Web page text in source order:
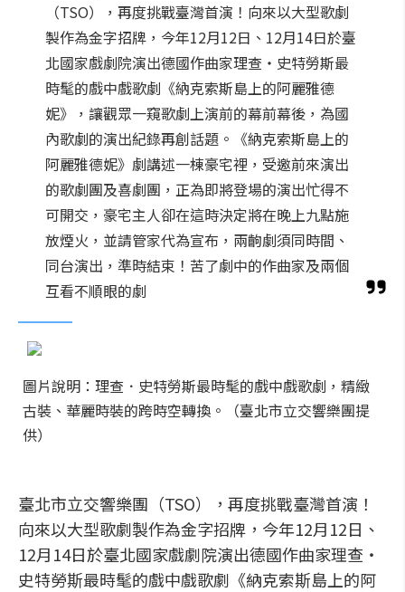
（TSO），再度挑戰臺灣首演！向來以大型歌劇
製作為金字招牌，今年12月12日、12月14日於臺
北國家戲劇院演出德國作曲家理查‧史特勞斯最
時髦的戲中戲歌劇《納克索斯島上的阿麗雅德
妮》，讓觀眾一窺歌劇上演前的幕前幕後，為國
內歌劇的演出紀錄再創話題。《納克索斯島上的
阿麗雅德妮》劇講述一棟豪宅裡，受邀前來演出
的歌劇團及喜劇團，正為即將登場的演出忙得不
可開交，豪宅主人卻在這時決定將在晚上九點施
放煙火，並請管家代為宣布，兩齣劇須同時間、
同台演出，準時結束！苦了劇中的作曲家及兩個
互看不順眼的劇
圖片說明：理查．史特勞斯最時髦的戲中戲歌劇，精緻
古裝、華麗時裝的跨時空轉換。（臺北市立交響樂團提
供）
臺北市立交響樂團（TSO），再度挑戰臺灣首演！
向來以大型歌劇製作為金字招牌，今年12月12日、
12月14日於臺北國家戲劇院演出德國作曲家理查‧
史特勞斯最時髦的戲中戲歌劇《納克索斯島上的阿